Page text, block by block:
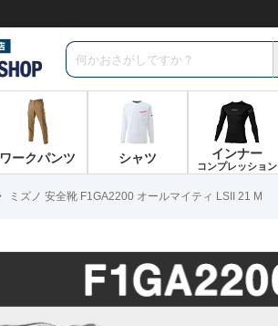
ワークパンツ シャツ インナー
コンプレッション
ミズノ 安全靴 F1GA2200 オールマイティ LSII 21 M